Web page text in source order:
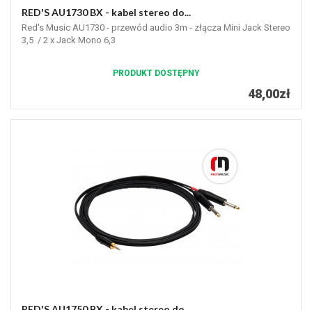
RED'S AU1730 BX - kabel stereo do...
Red's Music AU1730 - przewód audio 3m - złącza Mini Jack Stereo
3,5 / 2 x Jack Mono 6,3
PRODUKT DOSTĘPNY
48,00zł